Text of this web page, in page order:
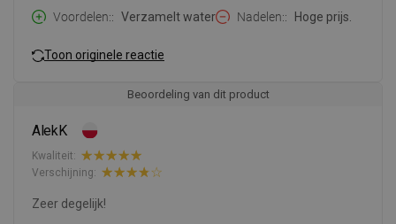
Voordelen:
Verzamelt water Nadelen: Hoge prijs.
Toon originele reactie
Beoordeling van dit product
AlekK
Kwaliteit:
Verschijning:
Zeer degelijk!